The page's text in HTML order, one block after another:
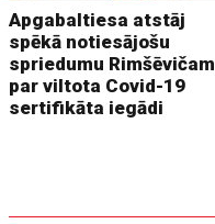
Apgabaltiesa atstāj
spēkā notiesājošu
spriedumu Rimšēvičam
par viltota Covid-19
sertifikāta iegādi